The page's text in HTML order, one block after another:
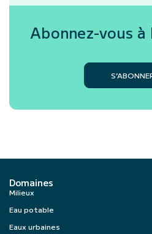
Abonnez-vous à
Domaines
Milieux
Eau potable
Eaux urbaines